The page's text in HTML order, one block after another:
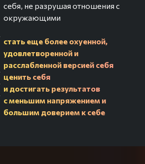
себя, не разрушая отношения с
окружающими
стать еще более охуенной,
удовлетворенной и
расслабленной версией себя
ценить себя
и достигать результатов
с меньшим напряжением и
большим доверием к себе